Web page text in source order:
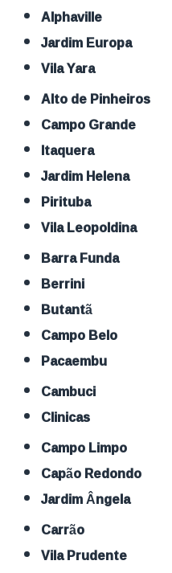
Alphaville
Jardim Europa
Vila Yara
Alto de Pinheiros
Campo Grande
Itaquera
Jardim Helena
Pirituba
Vila Leopoldina
Barra Funda
Berrini
Butantã
Campo Belo
Pacaembu
Cambuci
Clinicas
Campo Limpo
Capão Redondo
Jardim Ângela
Carrão
Vila Prudente